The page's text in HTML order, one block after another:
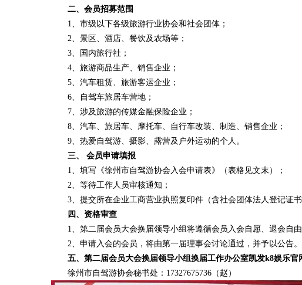
二、会员招募范围
1、市级以下各级旅游行业协会和社会团体；
2、景区、酒店、餐饮及农场等；
3、国内旅行社；
4、旅游商品生产、销售企业；
5、汽车租赁、旅游客运企业；
6、自驾车旅居车营地；
7、涉及旅游的传媒金融保险企业；
8、汽车、旅居车、摩托车、自行车改装、制造、销售企业；
9、热爱自驾游、摄影、露营及户外运动的个人。
三、 会员申请填报
1、填写《徐州市自驾游协会入会申请表》（表格见文末）；
2、等待工作人员审核通知；
3、提交所在企业工商营业执照复印件（含社会团体法人登记证
四、资格审查
1、第二届会员大会换届领导小组将遵循会员入会自愿、退会自
2、申请入会的会员，将由第一届理事会讨论通过，并予以公告。
五、第二届会员大会换届领导小组换届工作办公室凯发k8娱乐官
徐州市自驾游协会秘书处：17327675736（赵）